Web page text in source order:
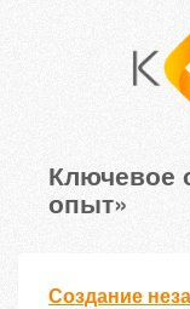
Ключевое
опыт»
Создание